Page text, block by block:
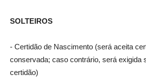
SOLTEIROS
‐ Certidão de Nascimento (será aceita
conservada; caso contrário, será exigida
certidão)